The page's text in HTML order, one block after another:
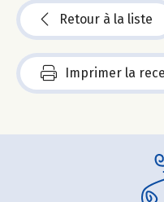
Retour à la liste
Imprimer la